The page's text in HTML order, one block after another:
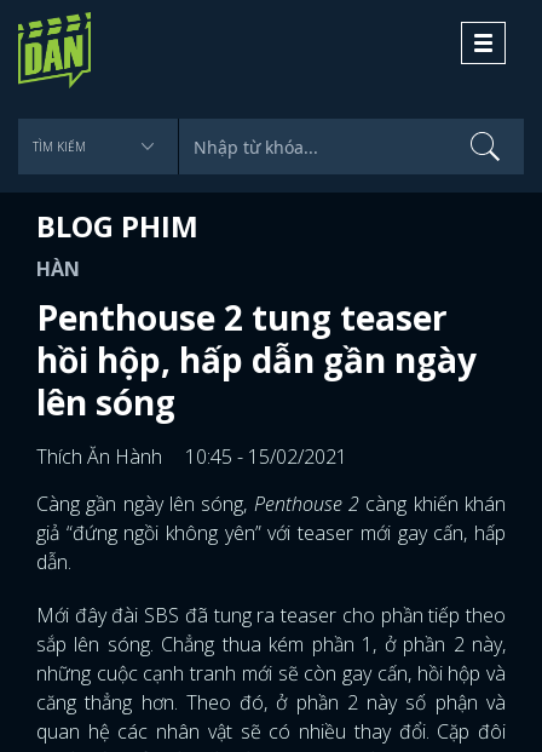
Toggle
BLOG PHIM
HÀN
Penthouse 2 tung teaser
hồi hộp, hấp dẫn gần ngày
lên sóng
Thích Ăn Hành
10:45 - 15/02/2021
Càng gần ngày lên sóng, Penthouse 2 càng khiến khán
giả “đứng ngồi không yên” với teaser mới gay cấn, hấp
dẫn.
Mới đây đài SBS đã tung ra teaser cho phần tiếp theo
sắp lên sóng. Chẳng thua kém phần 1, ở phần 2 này,
những cuộc cạnh tranh mới sẽ còn gay cấn, hồi hộp và
căng thẳng hơn. Theo đó, ở phần 2 này số phận và
quan hệ các nhân vật sẽ có nhiều thay đổi. Cặp đôi